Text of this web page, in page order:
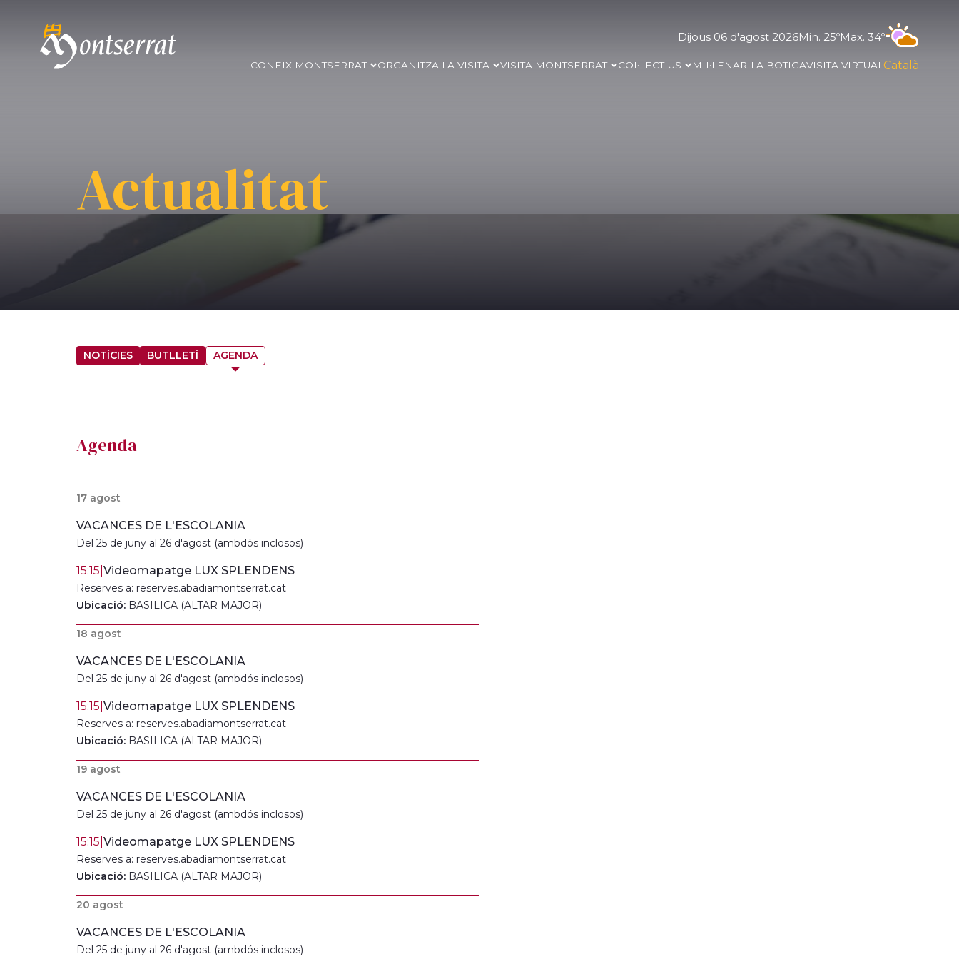
Dijous 06 d'agost 2026Min. 25ºMax. 34º
CONEIX MONTSERRAT ORGANITZA LA VISITA VISITA MONTSERRAT COL·LECTIUS MIL·LENARI LA BOTIGAVISITA VIRTUAL Català
Actualitat
NOTÍCIES BUTLLETÍ AGENDA
Agenda
17 agost
VACANCES DE L'ESCOLANIA
Del 25 de juny al 26 d'agost (ambdós inclosos)
15:15 Videomapatge LUX SPLENDENS
Reserves a: reserves.abadiamontserrat.cat
Ubicació: BASILICA (ALTAR MAJOR)
18 agost
VACANCES DE L'ESCOLANIA
Del 25 de juny al 26 d'agost (ambdós inclosos)
15:15 Videomapatge LUX SPLENDENS
Reserves a: reserves.abadiamontserrat.cat
Ubicació: BASILICA (ALTAR MAJOR)
19 agost
VACANCES DE L'ESCOLANIA
Del 25 de juny al 26 d'agost (ambdós inclosos)
15:15 Videomapatge LUX SPLENDENS
Reserves a: reserves.abadiamontserrat.cat
Ubicació: BASILICA (ALTAR MAJOR)
20 agost
VACANCES DE L'ESCOLANIA
Del 25 de juny al 26 d'agost (ambdós inclosos)